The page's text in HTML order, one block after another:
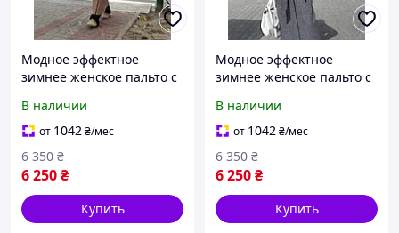
Модное эффектное
зимнее женское пальто с
Стамбул Pазмеры 40- 54
В наличии
от 1042₴/мес
6 250₴
6 350 ₴
Купить
Модное эффектное
зимнее женское пальто с
Стамбул Pазмеры 40- 54
В наличии
от 1042₴/мес
6 250₴
6 350 ₴
Купить